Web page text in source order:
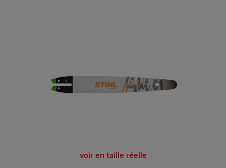
voir en taille réelle